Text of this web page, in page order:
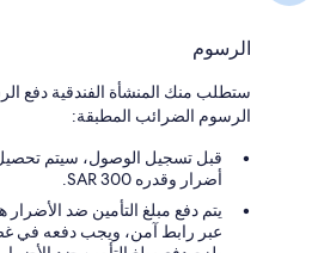
الرسوم
ستطلب منك المنشأة الفندقية دفع
الرسوم الضرائب المطبقة:
قبل تسجيل الوصول، سيتم
أضرار وقدره 300 SAR.
يتم دفع مبلغ التأمين ضد الأضرار